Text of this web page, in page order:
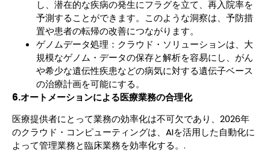
し、潜在的な疾病の発生にフラグを立て、再入院率を
予測することができます。このような洞察は、予防措
置や患者の転帰の改善につながります。
ゲノムデータ処理：クラウド・ソリューションは、大
規模なゲノム・データの保存と解析を容易にし、がん
や希少な遺伝性疾患などの病気に対する遺伝子ベース
の治療計画を可能にする。
6.オートメーションによる医療業務の合理化
医療提供者にとって業務の効率化は不可欠であり、2026年
のクラウド・コンピューティングは、AIを活用した自動化に
よって管理業務と臨床業務を効率化する。.